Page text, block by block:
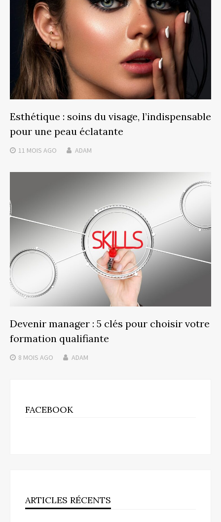
Esthétique : soins du visage, l’indispensable
pour une peau éclatante
11 MOIS AGO ADAM
Devenir manager : 5 clés pour choisir votre
formation qualifiante
8 MOIS AGO ADAM
FACEBOOK
ARTICLES RÉCENTS